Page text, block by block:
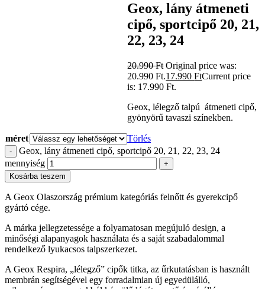
Geox, lány átmeneti
cipő, sportcipő 20, 21,
22, 23, 24
20.990Ft Original price was:
20.990 Ft.17.990FtCurrent price
is: 17.990 Ft.
Geox, lélegző talpú átmeneti cipő,
gyönyörű tavaszi színekben.
méret Törlés
-
Geox, lány átmeneti cipő, sportcipő 20, 21, 22, 23, 24
mennyiség
+
Kosárba teszem
A Geox Olaszország prémium kategóriás felnőtt és gyerekcipő
gyártó cége.
A márka jellegzetessége a folyamatosan megújuló design, a
minőségi alapanyagok használata és a saját szabadalommal
rendelkező lyukacsos talpszerkezet.
A Geox Respira, „lélegző” cipők titka, az űrkutatásban is használt
membrán segítségével egy forradalmian új egyedülálló,